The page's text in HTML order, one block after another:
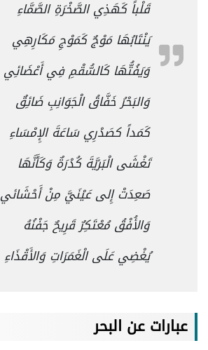
قَلْباً كَهَذِي الصَّخْرَةِ الصَّمَّاءِ
يَنْتَابُهَا مَوْجٌ كَمَوْجِ مَكَارِهِي
وَيَفُتُّهَا كَالسُّقْمِ فِي أَعْضَائِي
وَالبَحْرُ خَفَّاقُ الْجَوَانِبِ ضَائِقٌ
كَمَداً كصَدْرِي سَاعَةَ الإِمْسَاءِ
تَغْشَى الْبَريَّةَ كُدْرَةٌ وَكَأَنَّهَا
صَعِدَتْ إِلى عَيْنَيَّ مِنْ أَحْشَائي
وَالأُفْقُ مُعْتَكِرٌ قَرِيحٌ جَفْنُهُ
يُغْضِي عَلَى الْغَمَرَاتِ وَالأَقْذَاءِ
عبارات عن البحر